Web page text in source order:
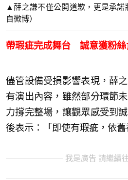
▲薛之謙不僅公開道歉，更是承諾
自微博）
帶瑕疵完成舞台 誠意獲粉絲
儘管設備受損影響表現，薛
有演出內容，雖然部分環節
力撐完整場，讓觀眾感受到
後表示：「即使有瑕疵，依舊
我是廣告 請繼續